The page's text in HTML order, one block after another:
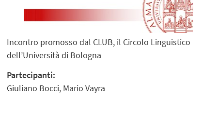
Incontro promosso dal CLUB, il Circolo Linguistico
dell’Università di Bologna
Partecipanti:
Giuliano Bocci, Mario Vayra